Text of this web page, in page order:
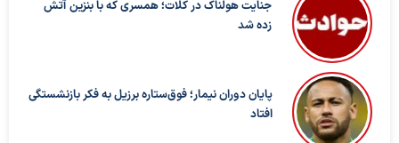
جنایت هولناک در کلات؛ همسری که با بنزین آتش
زده شد
پایان دوران نیمار؛ فوق‌ستاره برزیل به فکر بازنشستگی
افتاد